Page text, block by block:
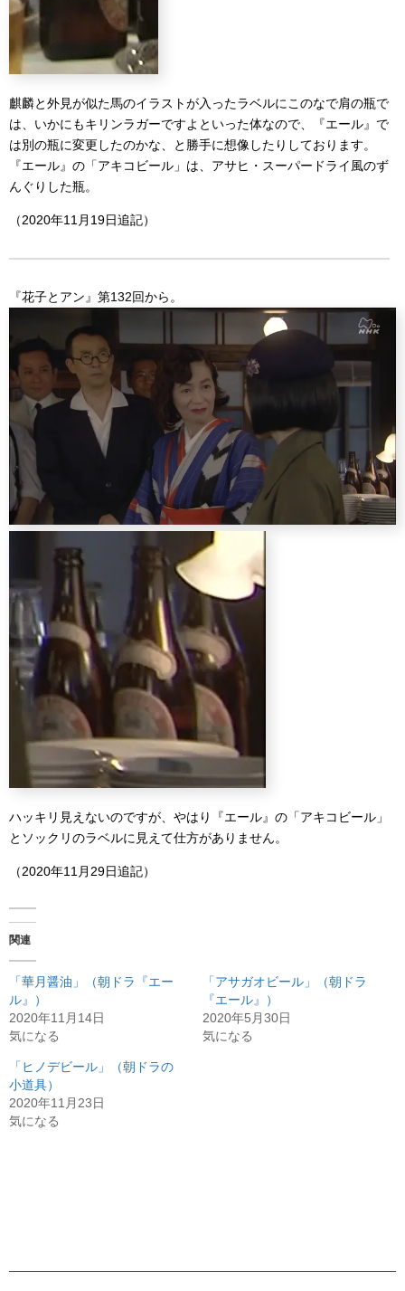
麒麟と外見が似た馬のイラストが入ったラベルにこのなで肩の瓶で
は、いかにもキリンラガーですよといった体なので、『エール』で
は別の瓶に変更したのかな、と勝手に想像したりしております。
『エール』の「アキコビール」は、アサヒ・スーパードライ風のず
んぐりした瓶。
（2020年11月19日追記）
『花子とアン』第132回から。
ハッキリ見えないのですが、やはり『エール』の「アキコビール」
とソックリのラベルに見えて仕方がありません。
（2020年11月29日追記）
関連
「華月醤油」（朝ドラ『エー
ル』）
2020年11月14日
気になる
「アサガオビール」（朝ドラ
『エール』）
2020年5月30日
気になる
「ヒノデビール」（朝ドラの
小道具）
2020年11月23日
気になる